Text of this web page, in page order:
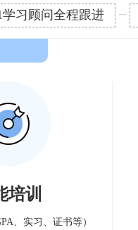
学习顾问全程跟进 —
培训
、实习、证书等）